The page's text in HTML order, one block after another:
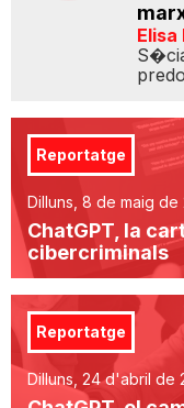
Reportatge
Dilluns, 8 de maig
ChatGPT, la
cibercriminals
Reportatge
Dilluns, 24 d'abril de